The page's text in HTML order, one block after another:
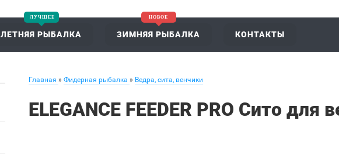
ЛЕТНЯЯ РЫБАЛКА ЗИМНЯЯ РЫБАЛКА КОНТАКТЫ
Главная » Фидерная рыбалка » Ведра, сита, венчики
ELEGANCE FEEDER PRO Сито